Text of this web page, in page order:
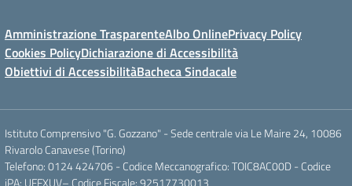
Amministrazione TrasparenteAlbo OnlinePrivacy Policy
Cookies PolicyDichiarazione di Accessibilità
Obiettivi di AccessibilitàBacheca Sindacale
Istituto Comprensivo "G. Gozzano" - Sede centrale via Le Maire 24, 10086
Rivarolo Canavese (Torino)
Telefono: 0124 424706 - Codice Meccanografico: TOIC8AC00D - Codice
iPA: UFFXUV– Codice Fiscale: 92517730013